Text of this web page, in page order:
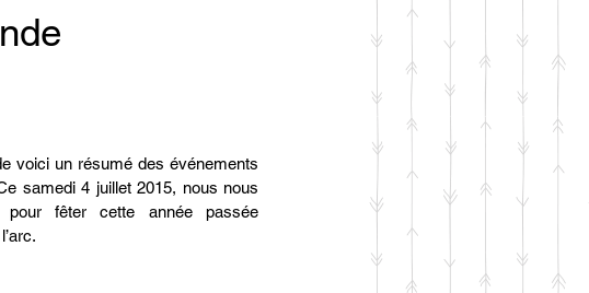
voici un résumé des événements
samedi 4 juillet 2015, nous nous
pour fêter cette année passée